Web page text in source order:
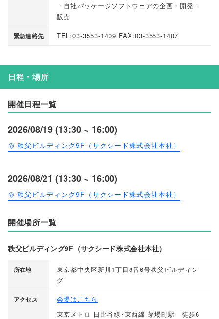
・自社パッケージソフトウェアの企画・開発・
販売
緊急連絡先 TEL:03-3553-1409 FAX:03-3553-1407
日程・場所
開催日程一覧
2026/08/19 (13:30 ~ 16:00)
秩父ビルディング9F（サクシード株式会社本社）
2026/08/21 (13:30 ~ 16:00)
秩父ビルディング9F（サクシード株式会社本社）
開催場所一覧
秩父ビルディング9F（サクシード株式会社本社）
所在地
東京都中央区新川1丁目8番6号秩父ビルディン
グ
アクセス
会場はこちら
東京メトロ 日比谷線･東西線 茅場町駅 徒歩6